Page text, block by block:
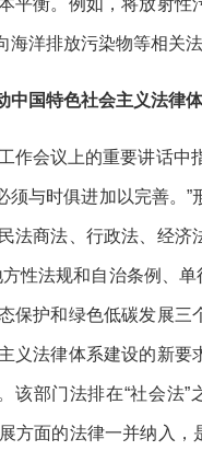
平衡。例如，将放射
海洋排放污染物等相关
中国特色社会主义法律
作会议上的重要讲话中
与时俱进加以完善。
法商法、行政法、经
性法规和自治条例、
保护和绿色低碳发展
义法律体系建设的新
部门法排在“社会法”
方面的法律一并纳入